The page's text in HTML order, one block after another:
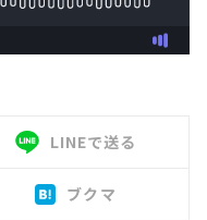
LINEで送る
ブクマ